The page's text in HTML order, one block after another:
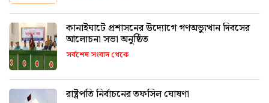
কানাইঘাটে প্রশাসনের উদ্যোগে গণঅভ্যুত্থান দিবসের
আলোচনা সভা অনুষ্ঠিত
সর্বশেষ সংবাদ থেকে
রাষ্ট্রপতি নির্বাচনের তফসিল ঘোষণা